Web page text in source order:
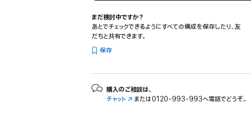
まだ検討中ですか？
あとでチェックできるようにすべての構成を保存したり、友
だちと共有できます。
保存
購入のご相談は、
チャット （新または0120-993-993へ電話でどうぞ。